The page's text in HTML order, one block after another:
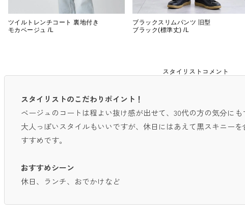
ツイルトレンチコート 裏地付き
モカベージュ /L
ブラックスリムパンツ 旧型
ブラック(標準丈) /L
スタイリストコメント
スタイリストのこだわりポイント！
ベージュのコートは程よい抜け感が出せて、30代の方の気分にも
大人っぽいスタイルもいいですが、休日にはあえて黒スキニー
すすめです。
おすすめシーン
休日、ランチ、おでかけなど